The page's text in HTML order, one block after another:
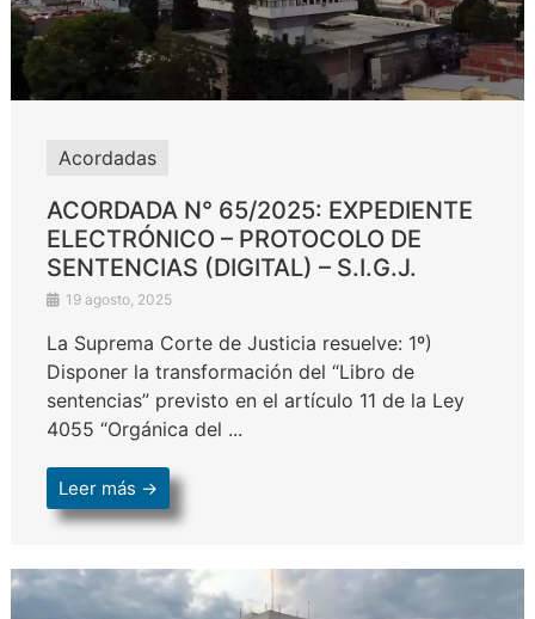
Acordadas
ACORDADA N° 65/2025: EXPEDIENTE
ELECTRÓNICO – PROTOCOLO DE
SENTENCIAS (DIGITAL) – S.I.G.J.
19 agosto, 2025
La Suprema Corte de Justicia resuelve: 1º)
Disponer la transformación del “Libro de
sentencias” previsto en el artículo 11 de la Ley
4055 “Orgánica del ...
Leer más →